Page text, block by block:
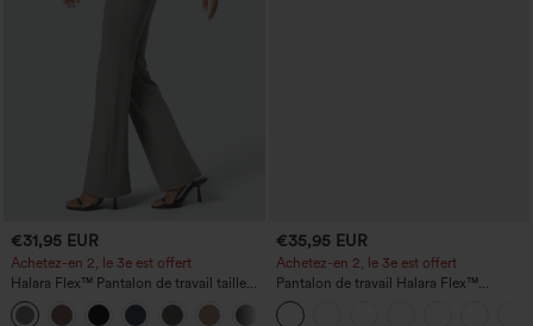
€31,95 EUR
Achetez-en 2, le 3e est offert
Halara Flex™ Pantalon de travail taille
haute avec poche latérale arrière et
légère coupe évasée
€35,95 EUR
Achetez-en 2, le 3e est offert
Pantalon de travail Halara Flex™
DayStretch à taille haute, avec poches et
coupe droite